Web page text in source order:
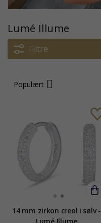
Lumé Illume
Filtre
Populært
14 mm zirkon creol i sølv -
Lumé Illume